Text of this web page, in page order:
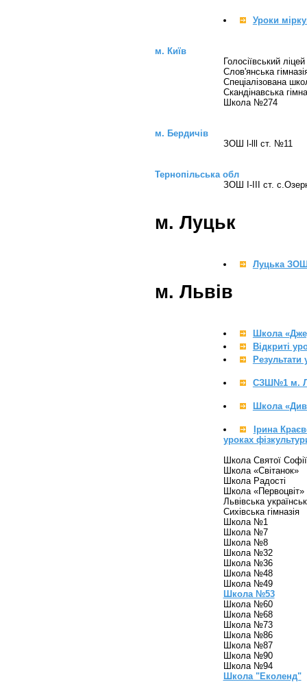
Уроки
м. Київ
Голосіївський ліцей
Слов'янська
Спеціалізована
Скандінавська
Школа №274
м. Бердичів
ЗОШ l-lll ст. №11
Тернопільська обл
ЗОШ І-ІІІ ст.
м. Луцьк
Луцька ЗОШ
м. Львів
Школа
Відкриті
СЗШ№1 м.
Школа
Ірина
уроках
Школа Святої Софії
Школа «Світанок»
Школа Радості
Школа «Первоцвіт»
Львівська
Сихівська гімназія
Школа №1
Школа №7
Школа №8
Школа №32
Школа №36
Школа №48
Школа №49
Школа №53
Школа №60
Школа №68
Школа №73
Школа №86
Школа №87
Школа №90
Школа №94
Школа "Еколенд"